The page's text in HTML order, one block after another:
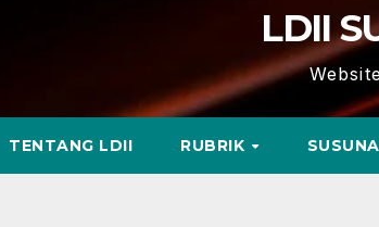
LDII
TENTANG LDII RUBRIK